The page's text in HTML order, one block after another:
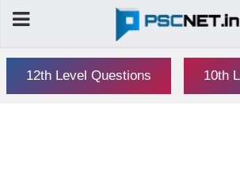
12th Level Questions 10th